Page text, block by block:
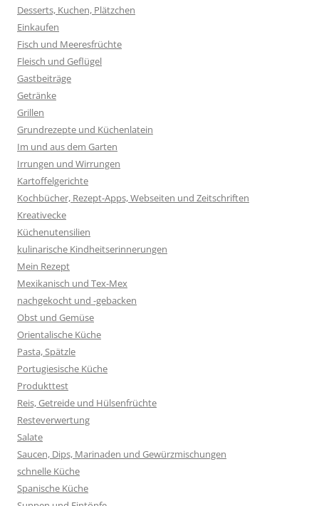
Desserts, Kuchen, Plätzchen
Einkaufen
Fisch und Meeresfrüchte
Fleisch und Geflügel
Gastbeiträge
Getränke
Grillen
Grundrezepte und Küchenlatein
Im und aus dem Garten
Irrungen und Wirrungen
Kartoffelgerichte
Kochbücher, Rezept-Apps, Webseiten und Zeitschriften
Kreativecke
Küchenutensilien
kulinarische Kindheitserinnerungen
Mein Rezept
Mexikanisch und Tex-Mex
nachgekocht und -gebacken
Obst und Gemüse
Orientalische Küche
Pasta, Spätzle
Portugiesische Küche
Produkttest
Reis, Getreide und Hülsenfrüchte
Resteverwertung
Salate
Saucen, Dips, Marinaden und Gewürzmischungen
schnelle Küche
Spanische Küche